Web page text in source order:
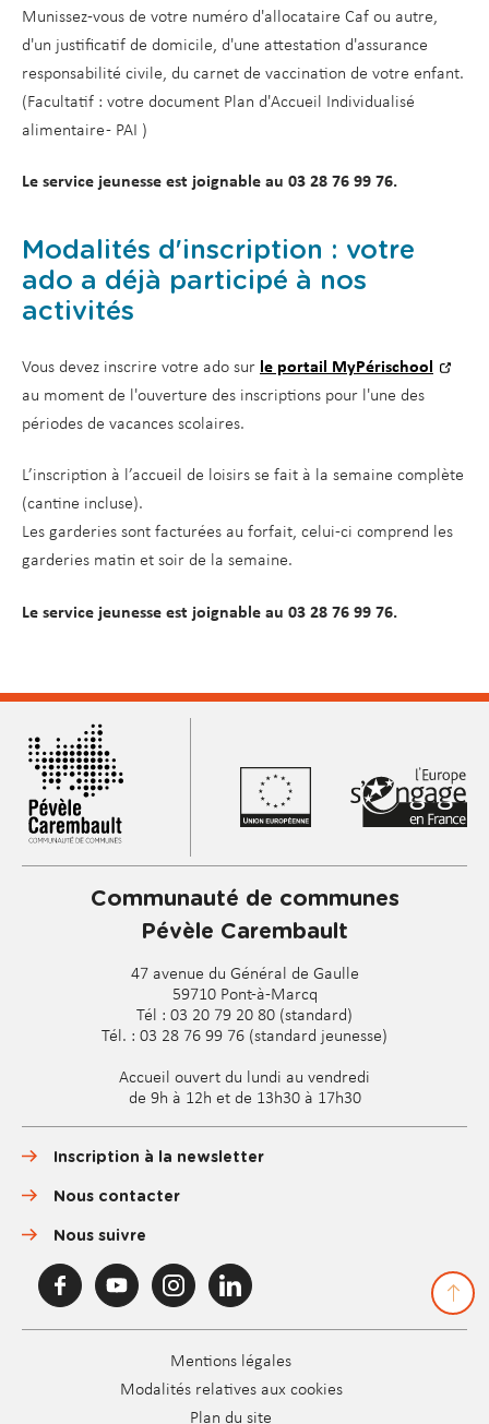
Munissez-vous de votre numéro d'allocataire Caf ou autre,
d'un justificatif de domicile, d'une attestation d'assurance
responsabilité civile, du carnet de vaccination de votre enfant.
(Facultatif : votre document Plan d'Accueil Individualisé
alimentaire - PAI )
Le service jeunesse est joignable au 03 28 76 99 76.
Modalités d'inscription : votre
ado a déjà participé à nos
activités
Vous devez inscrire votre ado sur le portail MyPérischool
au moment de l'ouverture des inscriptions pour l'une des
périodes de vacances scolaires.
L’inscription à l’accueil de loisirs se fait à la semaine complète
(cantine incluse).
Les garderies sont facturées au forfait, celui-ci comprend les
garderies matin et soir de la semaine.
Le service jeunesse est joignable au 03 28 76 99 76.
Communauté de communes
Pévèle Carembault
47 avenue du Général de Gaulle
59710 Pont-à-Marcq
Tél : 03 20 79 20 80 (standard)
Tél. : 03 28 76 99 76 (standard jeunesse)
Accueil ouvert du lundi au vendredi
de 9h à 12h et de 13h30 à 17h30
Inscription à la newsletter
Nous contacter
Nous suivre
F
a
e
Y
o
T
I
n
t
r
L
i
k
e
i
n
Mentions légales
Modalités relatives aux cookies
Plan du site